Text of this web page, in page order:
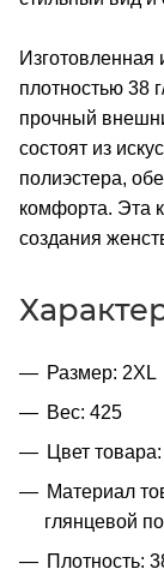
Изготовленная
плотностью 38
прочный
состоят из
полиэстера,
комфорта. Эта
создания
Размер: 2XL
Вес: 425
Цвет
Материал
глянцевой
Плотность: